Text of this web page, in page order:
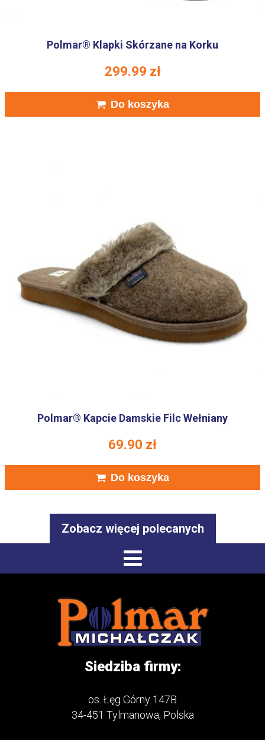
Polmar® Klapki Skórzane na Korku
299.99 zł
Do koszyka
Polmar® Kapcie Damskie Filc Wełniany
69.90 zł
Do koszyka
Zobacz więcej polecanych
Siedziba firmy:
os. Łęg Górny 147B
34-451 Tylmanowa, Polska